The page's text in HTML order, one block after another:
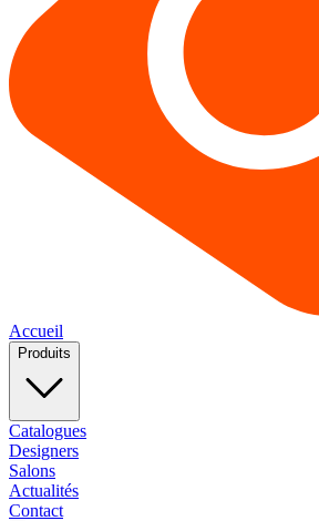
Accueil
Produits
Catalogues
Designers
Salons
Actualités
Contact